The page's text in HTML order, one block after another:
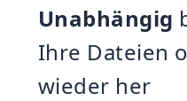
Unabhängig
Ihre Dateien
wieder her